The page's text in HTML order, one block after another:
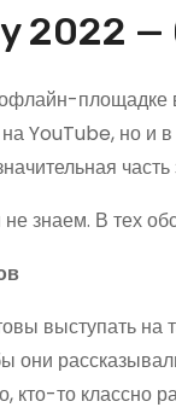
2022 —
YouTube, но и
знаем. В тех
выступать
они
кто-то классно